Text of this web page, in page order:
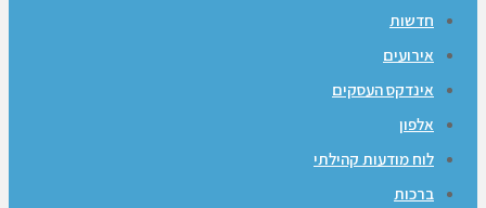
חדשות
אירועים
אינדקס העסקים
אלפון
לוח מודעות קהילתי
ברכות